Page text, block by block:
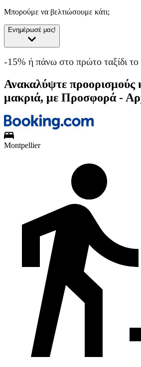
Μπορούμε να βελτιώσουμε κάτι;
Ενημέρωσέ μας!
-15% ή πάνω στο πρώτο ταξίδι
Ανακαλύψτε προορισμούς
μακριά, με Προσφορά -
Montpellier